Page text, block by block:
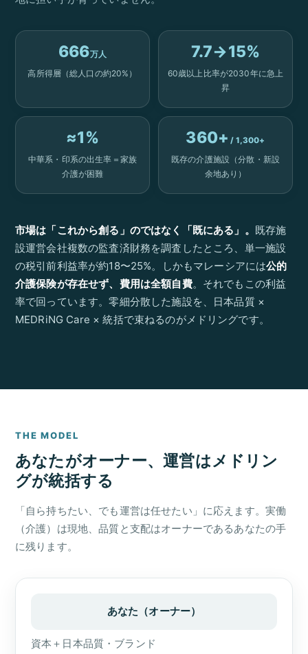
666万人
高所得層（総人口の約20%）
7.7→15%
60歳以上比率が2030年に急上
昇
≈1%
中華系・印系の出生率＝家族
介護が困難
360+ / 1,300+
既存の介護施設（分散・新設
余地あり）
市場は「これから創る」のではなく「既にある」。 既存施
設運営会社複数の監査済財務を調査したところ、単一施設
の税引前利益率が約18〜25%。しかもマレーシアには公的
介護保険が存在せず、費用は全額自費。それでもこの利益
率で回っています。零細分散した施設を、日本品質 ×
MEDRiNG Care × 統括で束ねるのがメドリングです。
THE MODEL
あなたがオーナー、運営はメドリン
グが統括する
「自ら持ちたい、でも運営は任せたい」に応えます。実働
（介護）は現地、品質と支配はオーナーであるあなたの手
に残ります。
あなた（オーナー）
資本＋日本品質・ブランド